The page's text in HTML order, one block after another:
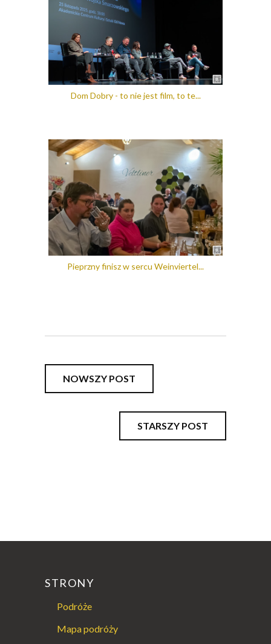
Dom Dobry - to nie jest film, to te...
Pieprzny finisz w sercu Weinviertel...
NOWSZY POST
STARSZY POST
STRONY
Podróże
Mapa podróży